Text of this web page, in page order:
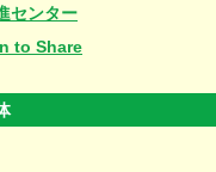
センター
to Share